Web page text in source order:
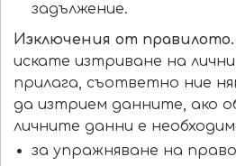
задължение.
Изключения от правилото.
искате изтриване на
прилага, съответно ние
да изтрием данните, ако
личните данни е
за упражняване на